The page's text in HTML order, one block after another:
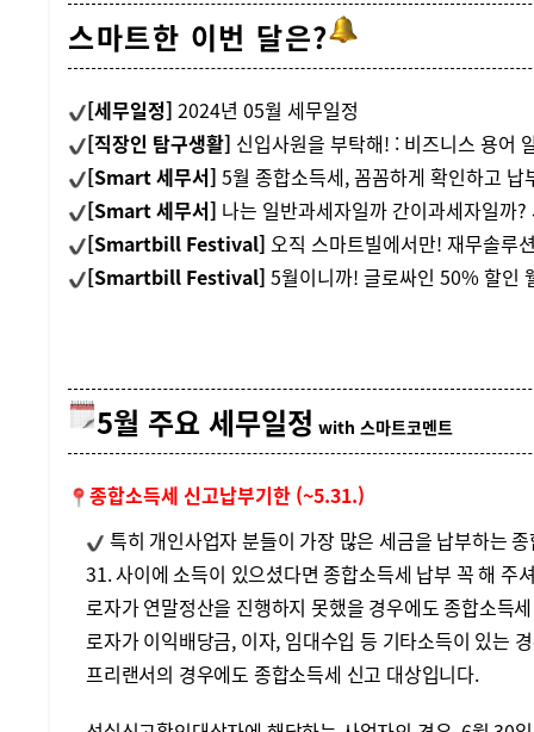
스마트한 이번 달은?
[세무일정] 2024년 05월 세무일정
[직장인 탐구생활] 신입사원을 부탁해! : 비즈니스 용어
[Smart 세무서] 5월 종합소득세, 꼼꼼하게 확인하고 납
[Smart 세무서] 나는 일반과세자일까 간이과세자일까
[Smartbill Festival] 오직 스마트빌에서만! 재무솔루
[Smartbill Festival] 5월이니까! 글로싸인 50% 할인
5월 주요 세무일정 with 스마트코멘트
종합소득세 신고납부기한 (~5.31.)
특히 개인사업자 분들이 가장 많은 세금을 납부하는
31. 사이에 소득이 있으셨다면 종합소득세 납부 꼭 해 주
로자가 연말정산을 진행하지 못했을 경우에도 종합소득
로자가 이익배당금, 이자, 임대수입 등 기타소득이 있는
프리랜서의 경우에도 종합소득세 신고 대상입니다.